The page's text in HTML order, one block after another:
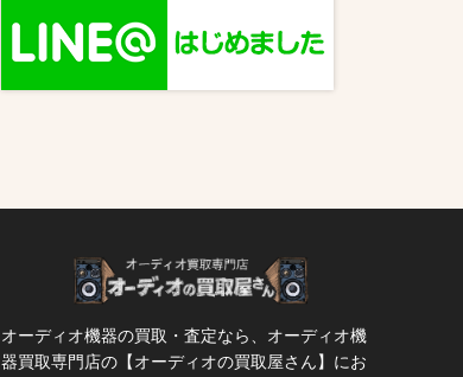
オーディオ機器の買取・査定なら、オーディオ機
器買取専門店の【オーディオの買取屋さん】にお